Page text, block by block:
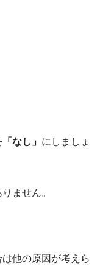
なし」 にしましょ
ません。
他の原因が考えら